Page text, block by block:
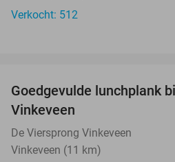
Verkocht: 512
Goedgevulde lunchplank
Vinkeveen
De Viersprong Vinkeveen
Vinkeveen (11 km)